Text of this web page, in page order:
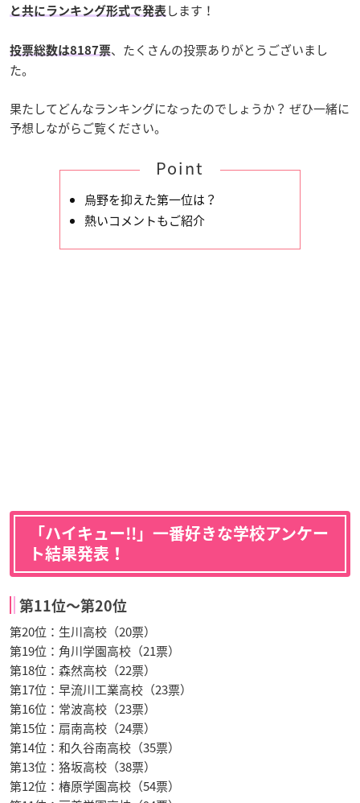
と共にランキング形式で発表 します！
投票総数は8187票、たくさんの投票ありがとうございまし
た。
果たしてどんなランキングになったのでしょうか？ ぜひ一緒に
予想しながらご覧ください。
Point
烏野を抑えた第一位は？
熱いコメントもご紹介
「ハイキュー!!」一番好きな学校アンケー
ト結果発表！
第11位〜第20位
第20位：生川高校（20票）
第19位：角川学園高校（21票）
第18位：森然高校（22票）
第17位：早流川工業高校（23票）
第16位：常波高校（23票）
第15位：扇南高校（24票）
第14位：和久谷南高校（35票）
第13位：狢坂高校（38票）
第12位：椿原学園高校（54票）